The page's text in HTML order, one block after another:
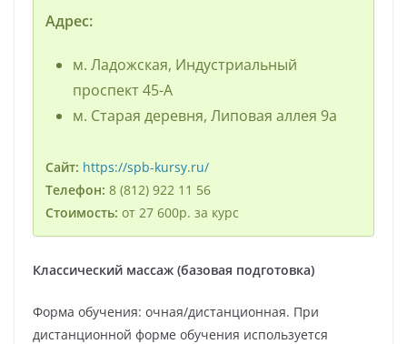
Адрес:
м. Ладожская, Индустриальный
проспект 45-А
м. Старая деревня, Липовая аллея 9а
Сайт: https://spb-kursy.ru/
Телефон: 8 (812) 922 11 56
Стоимость: от 27 600р. за курс
Классический массаж (базовая подготовка)
Форма обучения: очная/дистанционная. При
дистанционной форме обучения используется